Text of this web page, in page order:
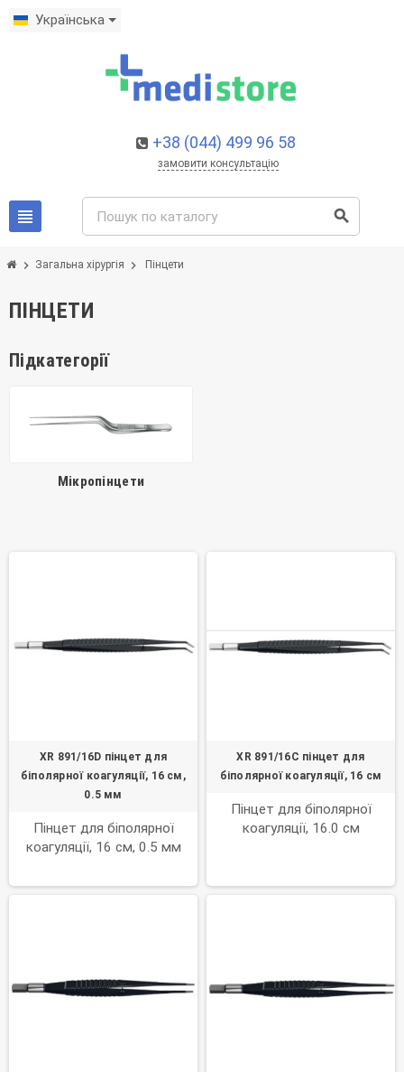
Українська
+38 (044) 499 96 58
замовити консультацію
view_headline search
chevron_right Загальна хірургія chevron_right Пінцети
ПІНЦЕТИ
Підкатегорії
Мікропінцети
XR 891/16D пінцет для
біполярної коагуляції, 16 см,
0.5 мм
Пінцет для біполярної
коагуляції, 16 см, 0.5 мм
XR 891/16C пінцет для
біполярної коагуляції, 16 см
Пінцет для біполярної
коагуляції, 16.0 см